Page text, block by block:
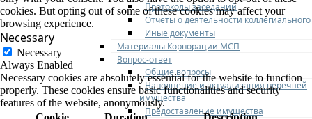
Протоколы заседаний
Отчеты о деятельности
Иные документы
Материалы Корпорации МСП
Вопрос-ответ
Общие вопросы
Наполнение и актуализация перечней
имущества
Предоставление имущества
cookies. But opting out of some of these cookies may affect your
browsing experience.
Necessary
Necessary
Always Enabled
Necessary cookies are absolutely essential for the website to function
properly. These cookies ensure basic functionalities and security
features of the website, anonymously.